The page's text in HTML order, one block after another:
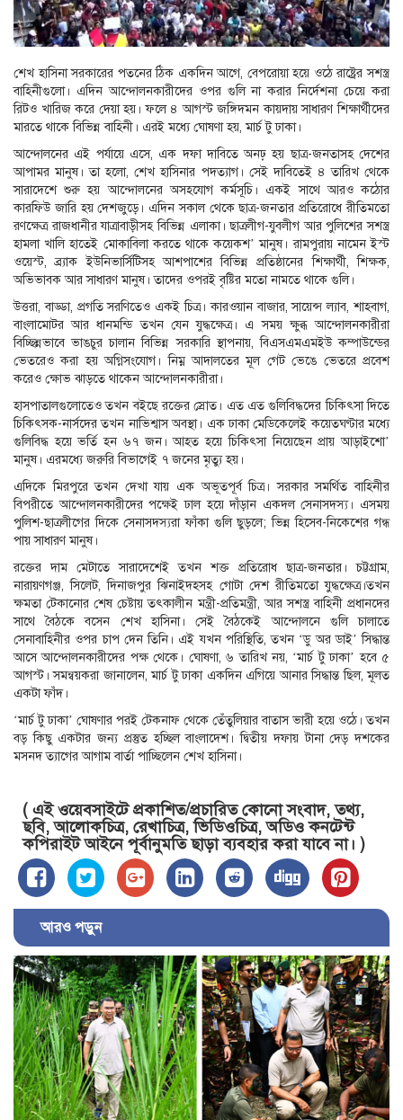
শেখ হাসিনা সরকারের পতনের ঠিক একদিন আগে, বেপরোয়া হয়ে ওঠে রাষ্ট্রের সশস্ত্র
বাহিনীগুলো। এদিন আন্দোলনকারীদের ওপর গুলি না করার নির্দেশনা চেয়ে করা
রিটও খারিজ করে দেয়া হয়। ফলে ৪ আগস্ট জঙ্গিদমন কায়দায় সাধারণ শিক্ষার্থীদের
মারতে থাকে বিভিন্ন বাহিনী। এরই মধ্যে ঘোষণা হয়, মার্চ টু ঢাকা।
আন্দোলনের এই পর্যায়ে এসে, এক দফা দাবিতে অনঢ় হয় ছাত্র-জনতাসহ দেশের
আপামর মানুষ। তা হলো, শেখ হাসিনার পদত্যাগ। সেই দাবিতেই ৪ তারিখ থেকে
সারাদেশে শুরু হয় আন্দোলনের অসহযোগ কর্মসূচি। একই সাথে আরও কঠোর
কারফিউ জারি হয় দেশজুড়ে। এদিন সকাল থেকে ছাত্র-জনতার প্রতিরোধে রীতিমতো
রণক্ষেত্র রাজধানীর যাত্রাবাড়ীসহ বিভিন্ন এলাকা। ছাত্রলীগ-যুবলীগ আর পুলিশের সশস্ত্র
হামলা খালি হাতেই মোকাবিলা করতে থাকে কয়েকশ’ মানুষ। রামপুরায় নামেন ইস্ট
ওয়েস্ট, ব্র্যাক ইউনিভার্সিটিসহ আশপাশের বিভিন্ন প্রতিষ্ঠানের শিক্ষার্থী, শিক্ষক,
অভিভাবক আর সাধারণ মানুষ। তাদের ওপরই বৃষ্টির মতো নামতে থাকে গুলি।
উত্তরা, বাড্ডা, প্রগতি সরণিতেও একই চিত্র। কারওয়ান বাজার, সায়েন্স ল্যাব, শাহবাগ,
বাংলামোটর আর ধানমন্ডি তখন যেন যুদ্ধক্ষেত্র। এ সময় ক্ষুব্ধ আন্দোলনকারীরা
বিচ্ছিন্নভাবে ভাঙচুর চালান বিভিন্ন সরকারি স্থাপনায়, বিএসএমএমইউ কম্পাউন্ডের
ভেতরেও করা হয় অগ্নিসংযোগ। নিম্ন আদালতের মূল গেট ভেঙে ভেতরে প্রবেশ
করেও ক্ষোভ ঝাড়তে থাকেন আন্দোলনকারীরা।
হাসপাতালগুলোতেও তখন বইছে রক্তের স্রোত। এত এত গুলিবিদ্ধদের চিকিৎসা দিতে
চিকিৎসক-নার্সদের তখন নাভিশ্বাস অবস্থা। এক ঢাকা মেডিকেলেই কয়েতঘণ্টার মধ্যে
গুলিবিদ্ধ হয়ে ভর্তি হন ৬৭ জন। আহত হয়ে চিকিৎসা নিয়েছেন প্রায় আড়াইশো’
মানুষ। এরমধ্যে জরুরি বিভাগেই ৭ জনের মৃত্যু হয়।
এদিকে মিরপুরে তখন দেখা যায় এক অভূতপূর্ব চিত্র। সরকার সমর্থিত বাহিনীর
বিপরীতে আন্দোলনকারীদের পক্ষেই ঢাল হয়ে দাঁড়ান একদল সেনাসদস্য। এসময়
পুলিশ-ছাত্রলীগের দিকে সেনাসদস্যরা ফাঁকা গুলি ছুড়লে; ভিন্ন হিসেব-নিকেশের গন্ধ
পায় সাধারণ মানুষ।
রক্তের দাম মেটাতে সারাদেশেই তখন শক্ত প্রতিরোধ ছাত্র-জনতার। চট্টগ্রাম,
নারায়ণগঞ্জ, সিলেট, দিনাজপুর ঝিনাইদহসহ গোটা দেশ রীতিমতো যুদ্ধক্ষেত্র।তখন
ক্ষমতা টেকানোর শেষ চেষ্টায় তৎকালীন মন্ত্রী-প্রতিমন্ত্রী, আর সশস্ত্র বাহিনী প্রধানদের
সাথে বৈঠকে বসেন শেখ হাসিনা। সেই বৈঠকেই আন্দোলনে গুলি চালাতে
সেনাবাহিনীর ওপর চাপ দেন তিনি। এই যখন পরিস্থিতি, তখন ‘ডু অর ডাই’ সিদ্ধান্ত
আসে আন্দোলনকারীদের পক্ষ থেকে। ঘোষণা, ৬ তারিখ নয়, ‘মার্চ টু ঢাকা’ হবে ৫
আগস্ট। সমন্বয়করা জানালেন, মার্চ টু ঢাকা একদিন এগিয়ে আনার সিদ্ধান্ত ছিল, মূলত
একটা ফাঁদ।
‘মার্চ টু ঢাকা’ ঘোষণার পরই টেকনাফ থেকে তেঁতুলিয়ার বাতাস ভারী হয়ে ওঠে। তখন
বড় কিছু একটার জন্য প্রস্তুত হচ্ছিল বাংলাদেশ। দ্বিতীয় দফায় টানা দেড় দশকের
মসনদ ত্যাগের আগাম বার্তা পাচ্ছিলেন শেখ হাসিনা।
( এই ওয়েবসাইটে প্রকাশিত/প্রচারিত কোনো সংবাদ, তথ্য,
ছবি, আলোকচিত্র, রেখাচিত্র, ভিডিওচিত্র, অডিও কনটেন্ট
কপিরাইট আইনে পূর্বানুমতি ছাড়া ব্যবহার করা যাবে না। )
আরও পড়ুন